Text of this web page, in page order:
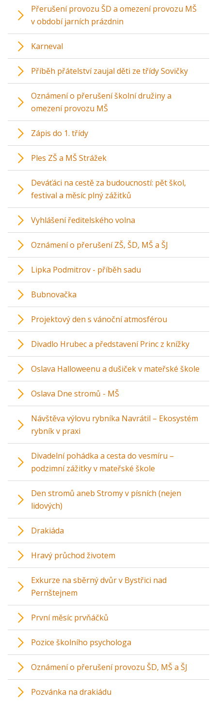
Přerušení provozu ŠD a omezení provozu MŠ
v období jarních prázdnin
Karneval
Příběh přátelství zaujal děti ze třídy Sovičky
Oznámení o přerušení školní družiny a
omezení provozu MŠ
Zápis do 1. třídy
Ples ZŠ a MŠ Strážek
Deváťáci na cestě za budoucností: pět škol,
festival a měsíc plný zážitků
Vyhlášení ředitelského volna
Oznámení o přerušení ZŠ, ŠD, MŠ a ŠJ
Lipka Podmitrov - příběh sadu
Bubnovačka
Projektový den s vánoční atmosférou
Divadlo Hrubec a představení Princ z knížky
Oslava Halloweenu a dušiček v mateřské škole
Oslava Dne stromů - MŠ
Návštěva výlovu rybníka Navrátil – Ekosystém
rybník v praxi
Divadelní pohádka a cesta do vesmíru –
podzimní zážitky v mateřské škole
Den stromů aneb Stromy v písních (nejen
lidových)
Drakiáda
Hravý průchod životem
Exkurze na sběrný dvůr v Bystřici nad
Pernštejnem
První měsíc prvňáčků
Pozice školního psychologa
Oznámení o přerušení provozu ŠD, MŠ a ŠJ
Pozvánka na drakiádu